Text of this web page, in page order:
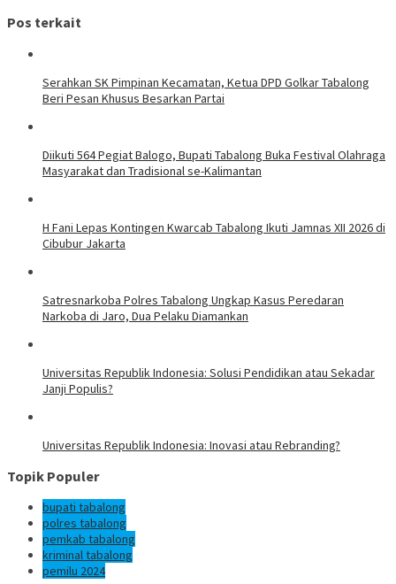
Pos terkait
Serahkan SK Pimpinan Kecamatan, Ketua DPD Golkar Tabalong
Beri Pesan Khusus Besarkan Partai
Diikuti 564 Pegiat Balogo, Bupati Tabalong Buka Festival Olahraga
Masyarakat dan Tradisional se-Kalimantan
H Fani Lepas Kontingen Kwarcab Tabalong Ikuti Jamnas XII 2026 di
Cibubur Jakarta
Satresnarkoba Polres Tabalong Ungkap Kasus Peredaran
Narkoba di Jaro, Dua Pelaku Diamankan
Universitas Republik Indonesia: Solusi Pendidikan atau Sekadar
Janji Populis?
Universitas Republik Indonesia: Inovasi atau Rebranding?
Topik Populer
bupati tabalong
polres tabalong
pemkab tabalong
kriminal tabalong
pemilu 2024